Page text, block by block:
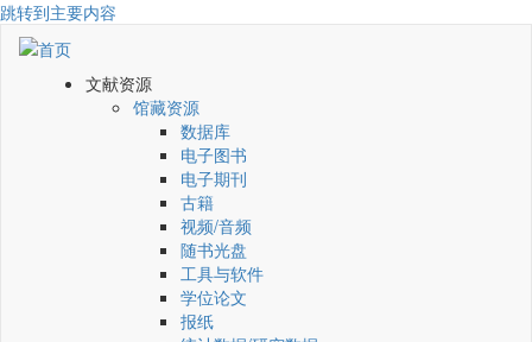
跳转到主要内容
文献资源
馆藏资源
数据库
电子图书
电子期刊
古籍
视频/音频
随书光盘
工具与软件
学位论文
报纸